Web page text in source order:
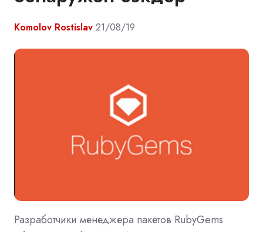
Komolov Rostislav 21/08/19
Разработчики менеджера пакетов RubyGems